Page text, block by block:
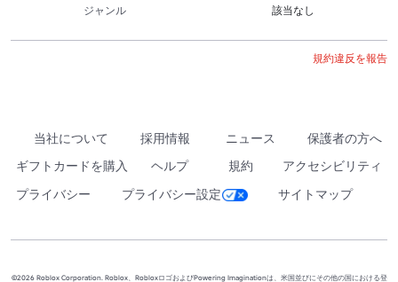
ジャンル
該当なし
規約違反を報告
当社について 採用情報 ニュース
保護者の方へ
ギフトカードを購入
ヘルプ 規約
アクセシビリティ
プライバシー
プライバシー設定 サイトマップ
©2026 Roblox Corporation. Roblox、RobloxロゴおよびPowering Imaginationは、米国並びにその他の国における登